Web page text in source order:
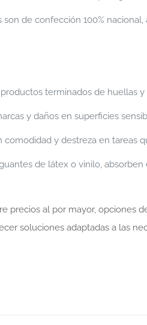
de confección 100%
terminados de huellas
y daños en superficies
comodidad y destreza en tareas
de látex o vinilo,
precios al por mayor,
soluciones adaptadas a las